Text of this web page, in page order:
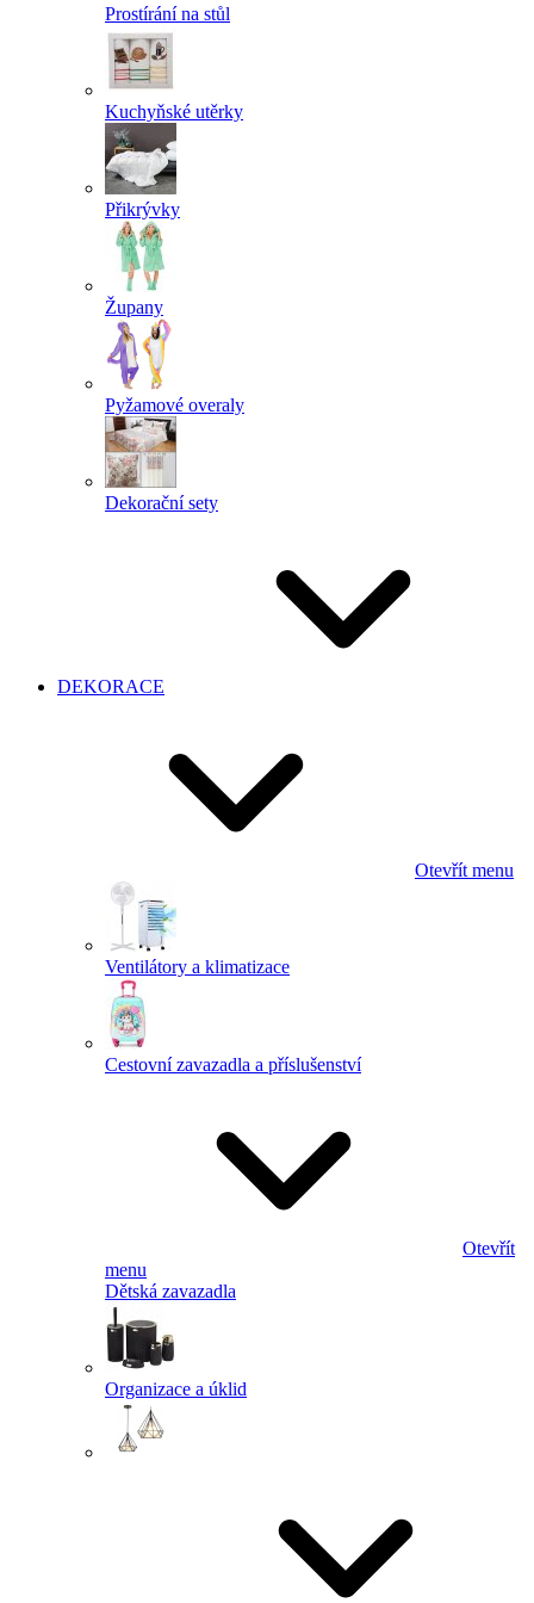
Prostírání na stůl
Kuchyňské utěrky
Přikrývky
Župany
Pyžamové overaly
Dekorační sety
DEKORACE
Otevřít menu
Ventilátory a klimatizace
Cestovní zavazadla a příslušenství
Otevřít
menu
Dětská zavazadla
Organizace a úklid